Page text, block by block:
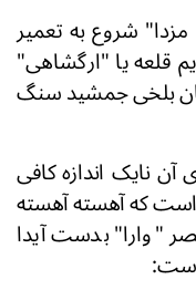
شروع به تعمیر
قلعه یا "ارگشاهی"
بلخی جمشید سنگ
نایک اندازه کافی
است که آهسته آهسته
"وارا" بدست آیدا